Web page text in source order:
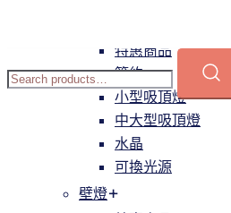
特惠商品
簡約
小型吸頂燈
中大型吸頂燈
水晶
可換光源
壁燈